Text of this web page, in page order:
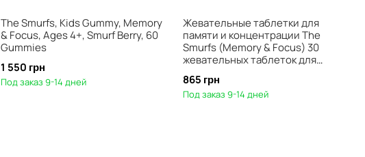
The Smurfs, Kids Gummy, Memory
& Focus, Ages 4+, Smurf Berry, 60
Gummies
1 550 грн
Под заказ 9-14 дней
Жевательные таблетки для
памяти и концентрации The
Smurfs (Memory & Focus) 30
жевательных таблеток для
865 грн
Под заказ 9-14 дней